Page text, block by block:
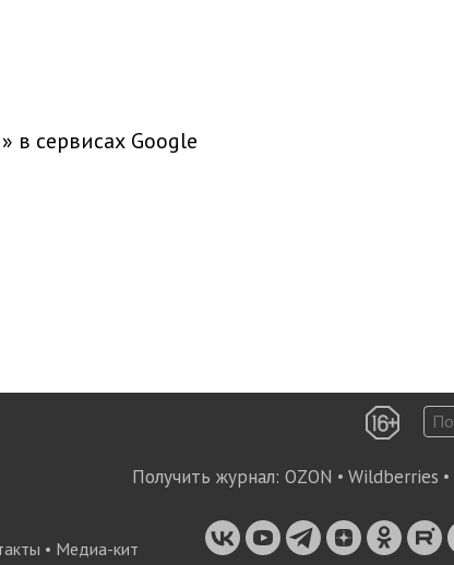
в сервисах Google
Получить журнал: OZON • Wildberries •
• Медиа-кит